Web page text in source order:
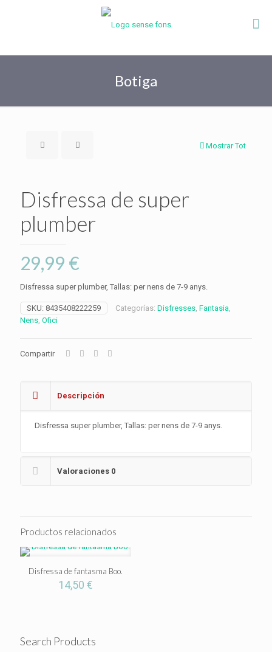
Botiga
Mostrar Tot
Disfressa de super
plumber
29,99 €
Disfressa super plumber, Tallas: per nens de 7-9 anys.
SKU: 8435408222259 Categorías: Disfresses, Fantasia,
Nens, Ofici
Compartir
Descripción
Disfressa super plumber, Tallas: per nens de 7-9 anys.
Valoraciones 0
Productos relacionados
Disfressa de fantasma Boo.
14,50€
Search Products